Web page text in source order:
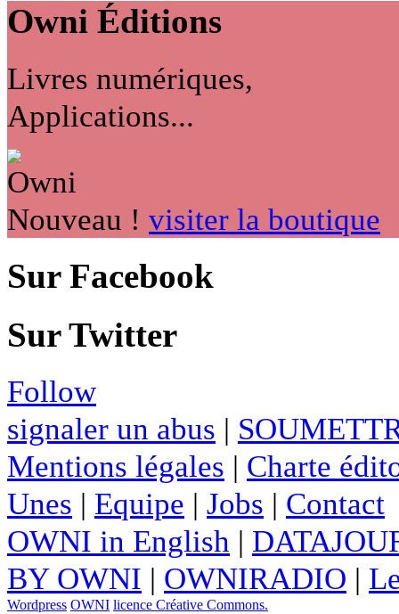
Owni Éditions
Livres numériques,
Applications...
Nouveau ! visiter la boutique
Sur Facebook
Sur Twitter
Follow
signaler un abus |
Mentions légales | Charte
Unes | Equipe | Jobs | Contact
OWNI in English |
BY OWNI | OWNIRADIO |
Wordpress OWNI licence Créative Commons.